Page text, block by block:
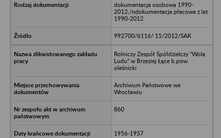
dokumentacja osobowa 1990-
2012,/ndokumentacja płacowa z lat
1990-2012
992700/6116/ 15/2012/SAK
Rolniczy Zespół Spółdzielczy “Wola
Ludu” w Brzeziej Łące b.pow.
oleśnicki
Archiwum Państwowe we
Wrocławiu
860
1956-1957